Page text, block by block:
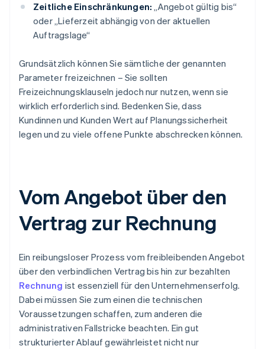
Zeitliche Einschränkungen: „Angebot gültig bis“
oder „Lieferzeit abhängig von der aktuellen
Auftragslage“
Grundsätzlich können Sie sämtliche der genannten
Parameter freizeichnen – Sie sollten
Freizeichnungsklauseln jedoch nur nutzen, wenn sie
wirklich erforderlich sind. Bedenken Sie, dass
Kundinnen und Kunden Wert auf Planungssicherheit
legen und zu viele offene Punkte abschrecken können.
Vom Angebot über den
Vertrag zur Rechnung
Ein reibungsloser Prozess vom freibleibenden Angebot
über den verbindlichen Vertrag bis hin zur bezahlten
Rechnung ist essenziell für den Unternehmenserfolg.
Dabei müssen Sie zum einen die technischen
Voraussetzungen schaffen, zum anderen die
administrativen Fallstricke beachten. Ein gut
strukturierter Ablauf gewährleistet nicht nur